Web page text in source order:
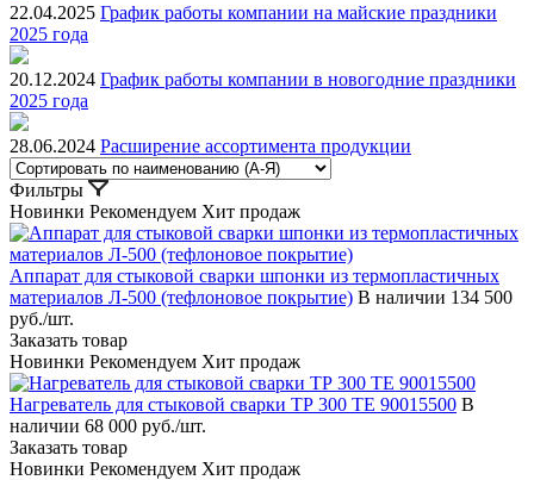
22.04.2025 График работы компании на майские праздники
2025 года
20.12.2024 График работы компании в новогодние праздники
2025 года
28.06.2024 Расширение ассортимента продукции
Фильтры
Новинки Рекомендуем Хит продаж
Аппарат для стыковой сварки шпонки из термопластичных
материалов Л-500 (тефлоновое покрытие) В наличии 134 500
руб./шт.
Заказать товар
Новинки Рекомендуем Хит продаж
Нагреватель для стыковой сварки ТР 300 TE 90015500 В
наличии 68 000 руб./шт.
Заказать товар
Новинки Рекомендуем Хит продаж